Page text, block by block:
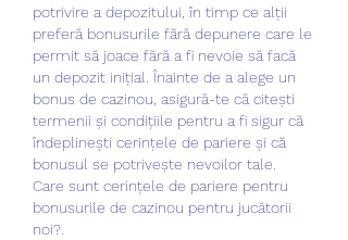
potrivire a depozitului, în timp ce alții
preferă bonusurile fără depunere care le
permit să joace fără a fi nevoie să facă
un depozit inițial. Înainte de a alege un
bonus de cazinou, asigură-te că citești
termenii și condițiile pentru a fi sigur că
îndeplinești cerințele de pariere și că
bonusul se potrivește nevoilor tale.
Care sunt cerințele de pariere pentru
bonusurile de cazinou pentru jucătorii
noi?.